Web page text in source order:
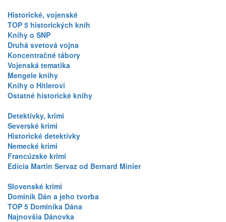
Historické, vojenské
TOP 5 historických kníh
Knihy o SNP
Druhá svetová vojna
Koncentračné tábory
Vojenská tematika
Mengele knihy
Knihy o Hitlerovi
Ostatné historické knihy
Detektívky, krimi
Severské krimi
Historické detektívky
Nemecké krimi
Francúzske krimi
Edícia Martin Servaz od Bernard Minier
Slovenské krimi
Dominik Dán a jeho tvorba
TOP 5 Dominika Dána
Najnovšia Dánovka